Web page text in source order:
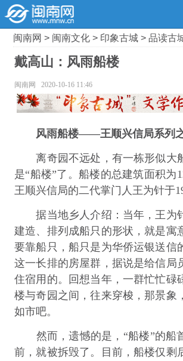
闽南网 > 闽南文化 > 印象古城 > 品读古
戴高山：风雨船楼
闽南网 2020-10-16 11:46
风雨船楼——王顺兴信局系列
离奇园不远处，有一栋形似大
是“船楼”了。船楼的总建筑面积为
王顺兴信局的二代掌门人王为针于
据当地乡人介绍：当年，王为
建造、排列成船只的形状，就是寓
要靠船只，船只是为华侨运银送信
这一长排的房屋群，据说是给信局
住宿用的。回想当年，一群忙忙碌
楼与奇园之间，往来穿梭，那景象
如市吧。
然而，遗憾的是，“船楼”的船
前，就被拆毁了。目前，船楼仅剩